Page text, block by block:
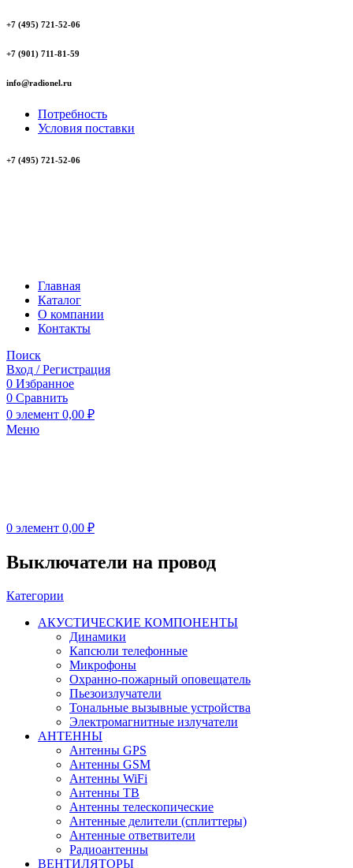
+7 (495) 721-52-06
+7 (901) 711-81-59
info@radionel.ru
Потребность
Условия поставки
+7 (495) 721-52-06
Главная
Каталог
О компании
Контакты
Поиск
Вход / Регистрация
0 Избранное
0 Сравнить
0 элемент 0,00 ₽
Меню
0 элемент 0,00 ₽
Выключатели на провод
Категории
АКУСТИЧЕСКИЕ КОМПОНЕНТЫ
Динамики
Капсюли телефонные
Микрофоны
Охранно-пожарный оповещатель
Пьезоизлучатели
Тональные вызывные устройства
Электромагнитные излучатели
АНТЕННЫ
Антенны GPS
Антенны GSM
Антенны WiFi
Антенны ТВ
Антенны телескопические
Антенные делители (сплиттеры)
Антенные ответвители
Радиоантенны
ВЕНТИЛЯТОРЫ